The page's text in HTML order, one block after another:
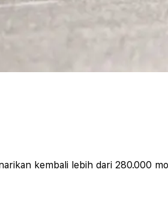
kembali lebih dari 280.000